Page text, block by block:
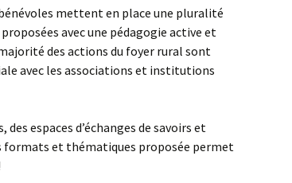
Atelier Hatha Yoga
Atelier Théâtre
Atelier lundis créatifs
Programme d’animations
du Jardin du lien
pour demain
SOCIAL
mettent en place une pluralité
avec une pédagogie active et
des actions du foyer rural sont
avec les associations et institutions
espaces d’échanges de savoirs et
formats et thématiques proposée permet